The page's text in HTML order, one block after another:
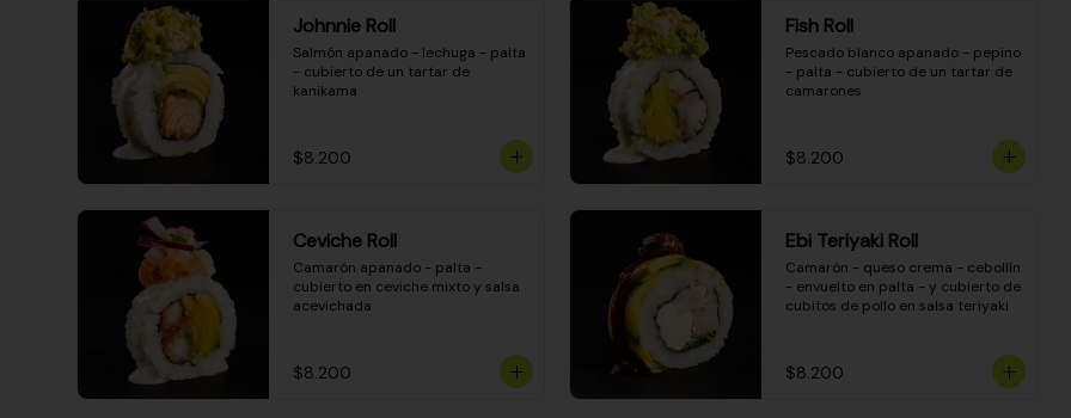
Johnnie Roll
Salmón apanado - lechuga - palta
- cubierto de un tartar de
kanikama
$8.200
Fish Roll
Pescado blanco apanado - pepino
- palta - cubierto de un tartar de
camarones
$8.200
Ceviche Roll
Camarón apanado - palta -
cubierto en ceviche mixto y salsa
acevichada
$8.200
Ebi Teriyaki Roll
Camarón - queso crema - cebollín
- envuelto en palta - y cubierto de
cubitos de pollo en salsa teriyaki
$8.200